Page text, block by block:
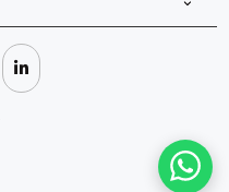
